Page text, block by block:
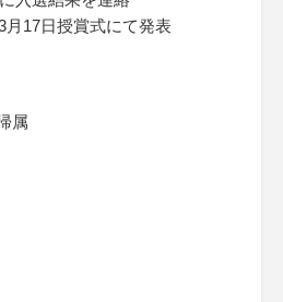
月17日授賞式にて発表
属